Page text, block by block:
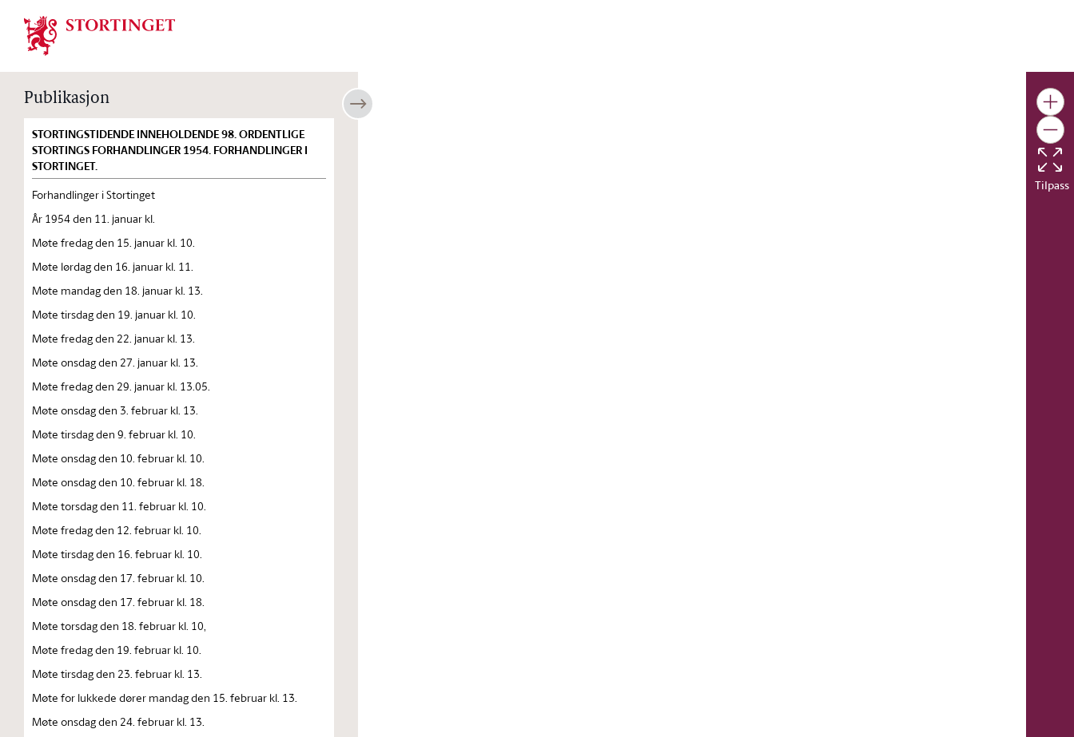
Stortinget.no
Publikasjon
STORTINGSTIDENDE INNEHOLDENDE 98. ORDENTLIGE
STORTINGS FORHANDLINGER 1954. FORHANDLINGER I
STORTINGET.
Forhandlinger i Stortinget
År 1954 den 11. januar kl.
Møte fredag den 15. januar kl. 10.
Møte lørdag den 16. januar kl. 11.
Møte mandag den 18. januar kl. 13.
Møte tirsdag den 19. januar kl. 10.
Møte fredag den 22. januar kl. 13.
Møte onsdag den 27. januar kl. 13.
Møte fredag den 29. januar kl. 13.05.
Møte onsdag den 3. februar kl. 13.
Møte tirsdag den 9. februar kl. 10.
Møte onsdag den 10. februar kl. 10.
Møte onsdag den 10. februar kl. 18.
Møte torsdag den 11. februar kl. 10.
Møte fredag den 12. februar kl. 10.
Møte tirsdag den 16. februar kl. 10.
Møte onsdag den 17. februar kl. 10.
Møte onsdag den 17. februar kl. 18.
Møte torsdag den 18. februar kl. 10,
Møte fredag den 19. februar kl. 10.
Møte tirsdag den 23. februar kl. 13.
Møte for lukkede dører mandag den 15. februar kl. 13.
Møte onsdag den 24. februar kl. 13.